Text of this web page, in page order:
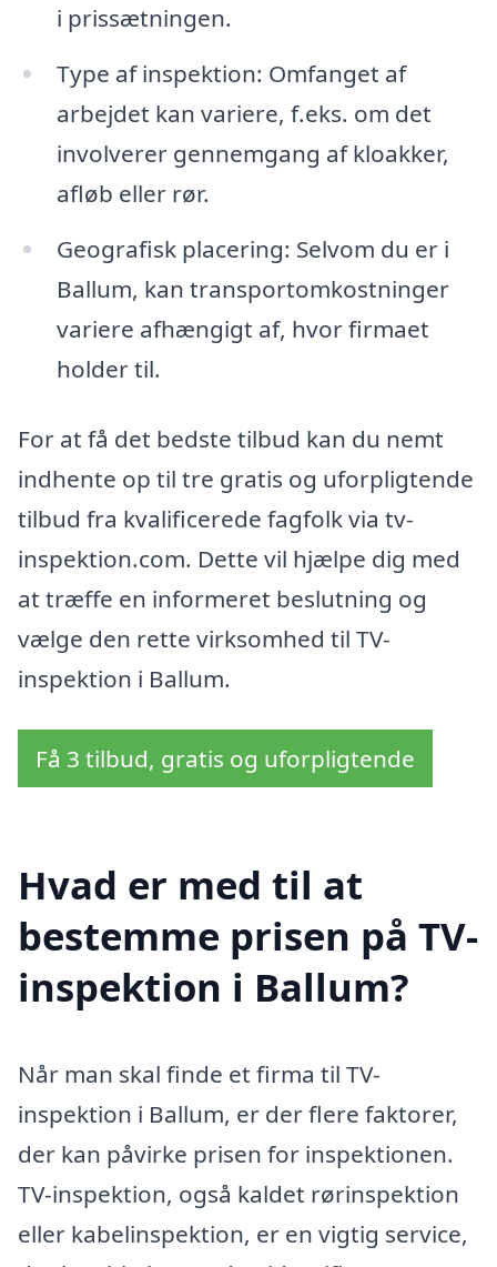
i prissætningen.
Type af inspektion: Omfanget af
arbejdet kan variere, f.eks. om det
involverer gennemgang af kloakker,
afløb eller rør.
Geografisk placering: Selvom du er i
Ballum, kan transportomkostninger
variere afhængigt af, hvor firmaet
holder til.
For at få det bedste tilbud kan du nemt
indhente op til tre gratis og uforpligtende
tilbud fra kvalificerede fagfolk via tv-
inspektion.com. Dette vil hjælpe dig med
at træffe en informeret beslutning og
vælge den rette virksomhed til TV-
inspektion i Ballum.
Få 3 tilbud, gratis og uforpligtende
Hvad er med til at
bestemme prisen på TV-
inspektion i Ballum?
Når man skal finde et firma til TV-
inspektion i Ballum, er der flere faktorer,
der kan påvirke prisen for inspektionen.
TV-inspektion, også kaldet rørinspektion
eller kabelinspektion, er en vigtig service,